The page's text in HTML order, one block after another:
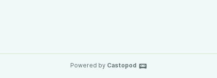
Powered by Castopod